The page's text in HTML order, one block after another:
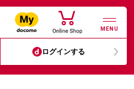
MENU
ログインする